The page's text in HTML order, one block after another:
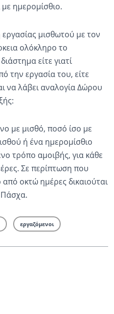
ημερομίσθιο.
μισθωτού με τον
ολόκληρο το
είτε γιατί
την εργασία του, είτε
να λάβει αναλογία Δώρου
με μισθό, ποσό ίσο με
ή ένα ημερομίσθιο
τρόπο αμοιβής, για κάθε
Σε περίπτωση που
από οκτώ ημέρες δικαιούται
εργαζόμενοι